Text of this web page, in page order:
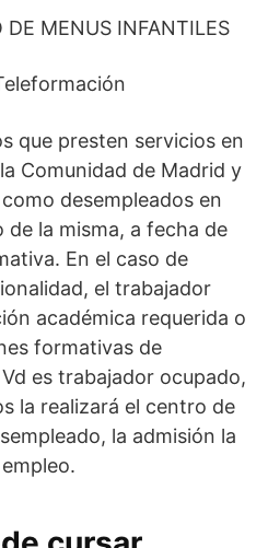
DE MENUS INFANTILES
que presten servicios en
Comunidad de Madrid y
desempleados en
de la misma, a fecha de
En el caso de
el trabajador
académica requerida o
formativas de
es trabajador ocupado,
la realizará el centro de
la admisión la